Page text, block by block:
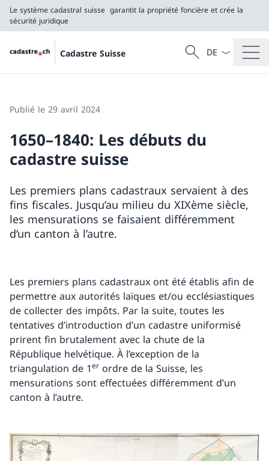
Le système cadastral suisse garantit la propriété foncière et crée la
sécurité juridique
Cadastre Suisse
garantit la propriété foncière et crée la sécurité
Recherche
Recherche
La langue
Publié le 29 avril 2024
1650–1840: Les débuts du
cadastre suisse
Les premiers plans cadastraux servaient à des
fins fiscales. Jusqu’au milieu du XIXème siècle,
les mensurations se faisaient différemment
d’un canton à l’autre.
Les premiers plans cadastraux ont été établis afin de
permettre aux autorités laïques et/ou ecclésiastiques
de collecter des impôts. Par la suite, toutes les
tentatives d’introduction d’un cadastre uniformisé
prirent fin brutalement avec la chute de la
République helvétique. À l’exception de la
triangulation de 1er ordre de la Suisse, les
mensurations sont effectuées différemment d’un
canton à l’autre.